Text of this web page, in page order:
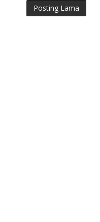
Posting Lama